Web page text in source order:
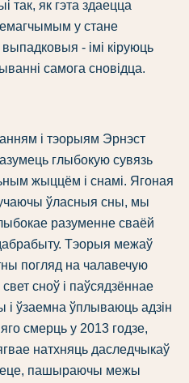
так, як гэта здаецца
у стане
- імі кіруюць
самога сновідца.
і тэорыям Эрнэст
глыбокую сувязь
жыццём і снамі. Ягоная
ўласныя сны, мы
разуменне сваёй
Тэорыя межаў
погляд на чалавечую
сноў і паўсядзённае
ўзаемна ўплываюць адзін
смерць у 2013 годзе,
натхняць даследчыкаў
пашыраючы межы